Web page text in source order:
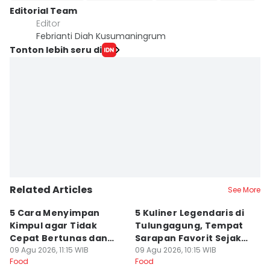
Editorial Team
Editor
Febrianti Diah Kusumaningrum
Tonton lebih seru di
Related Articles See More
5 Cara Menyimpan
Kimpul agar Tidak
Cepat Bertunas dan
Busuk
09 Agu 2026, 11:15 WIB
Food
5 Kuliner Legendaris di
Tulungagung, Tempat
Sarapan Favorit Sejak
Dulu
09 Agu 2026, 10:15 WIB
Food